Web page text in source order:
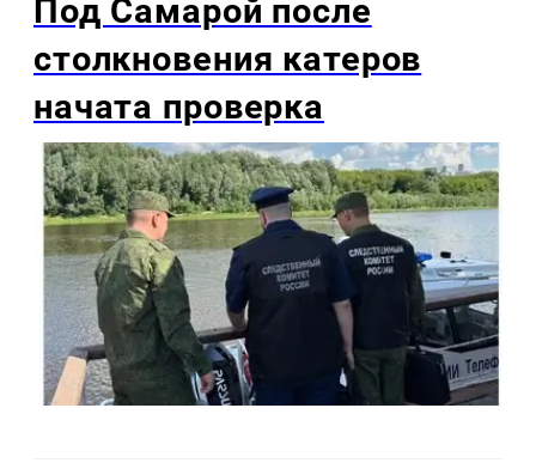
Под Самарой после
столкновения катеров
начата проверка